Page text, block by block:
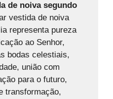
de noiva segundo
vestida de noiva
representa pureza
ao Senhor,
bodas celestiais,
união com
para o futuro,
transformação,